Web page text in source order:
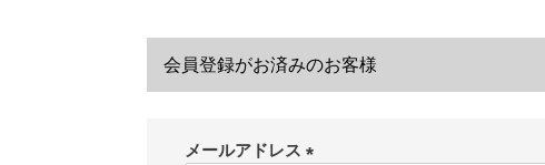
会員登録がお済みのお客様
メールアドレス